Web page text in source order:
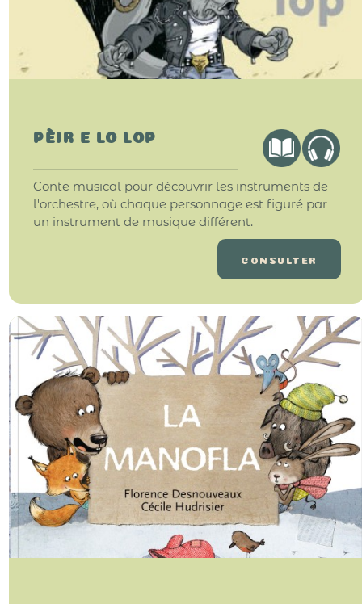
PÈIR E LO LOP
Conte musical pour découvrir les instruments de
l'orchestre, où chaque personnage est figuré par
un instrument de musique différent.
CONSULTER